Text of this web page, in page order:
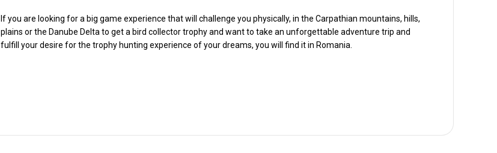
If you are looking for a big game experience that will challenge you physically, in the Carpathian mountains, hills,
plains or the Danube Delta to get a bird collector trophy and want to take an unforgettable adventure trip and
fulfill your desire for the trophy hunting experience of your dreams, you will find it in Romania.